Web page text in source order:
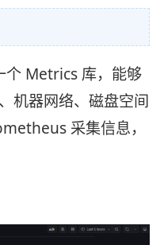
个 Metrics 库，能够
机器网络、磁盘空间
采集信息，